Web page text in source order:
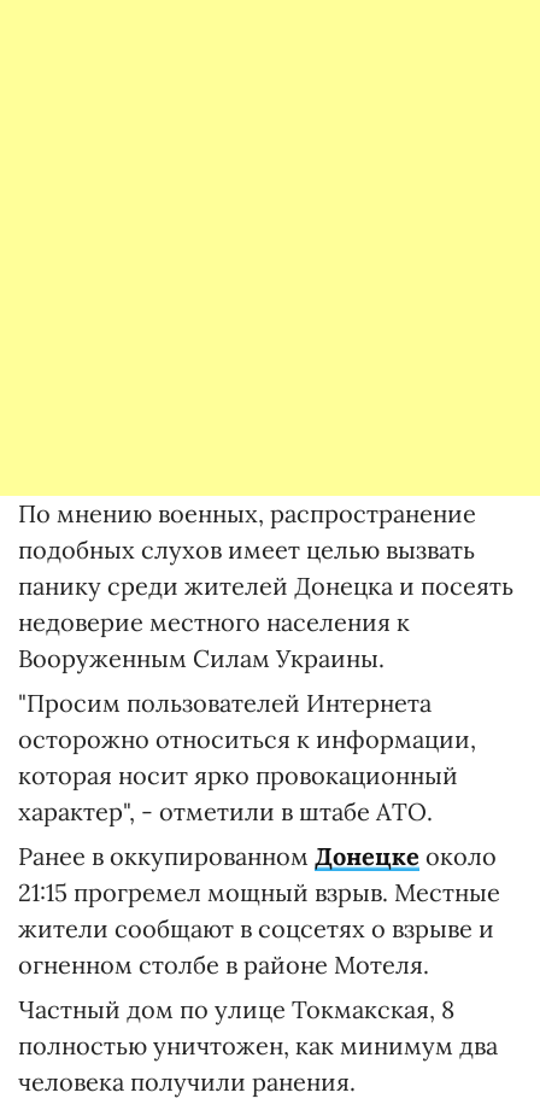
По мнению военных, распространение
подобных слухов имеет целью вызвать
панику среди жителей Донецка и посеять
недоверие местного населения к
Вооруженным Силам Украины.
"Просим пользователей Интернета
осторожно относиться к информации,
которая носит ярко провокационный
характер", - отметили в штабе АТО.
Ранее в оккупированном Донецке около
21:15 прогремел мощный взрыв. Местные
жители сообщают в соцсетях о взрыве и
огненном столбе в районе Мотеля.
Частный дом по улице Токмакская, 8
полностью уничтожен, как минимум два
человека получили ранения.